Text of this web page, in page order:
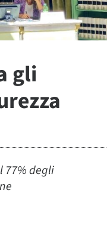
gli
77% degli